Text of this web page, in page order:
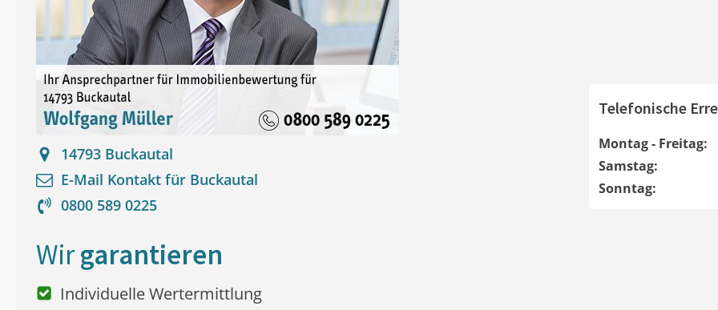
14793 Buckautal
E-Mail Kontakt für Buckautal
0800 589 0225
Telefonische
Montag - Freitag:
Samstag:
Sonntag:
Wirgarantieren
Individuelle Wertermittlung